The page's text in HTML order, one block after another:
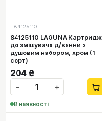
84125110
84125110 LAGUNA Картридж
до змішувача д/ванни з
душовим набором, хром (1
сорт)
204₴
−
+
В наявності